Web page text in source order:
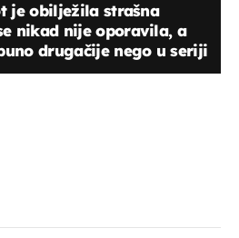
je obilježila strašna
nikad nije oporavila, a
drugačije nego u seriji